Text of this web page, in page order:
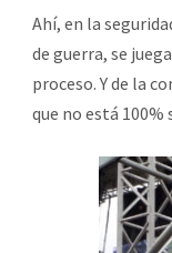
Ahí, en la
de guerra, se
proceso. Y de la
que no está